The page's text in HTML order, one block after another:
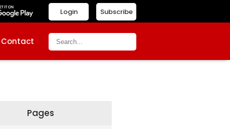
Subscribe
Login
Contact
Pages